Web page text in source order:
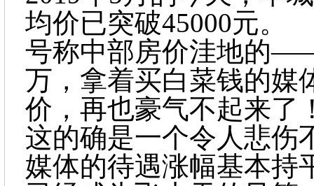
均价已突破45000元。
号称中部房价洼地的——
万，拿着买白菜钱的媒
价，再也豪气不起来了
这的确是一个令人悲伤
媒体的待遇涨幅基本持